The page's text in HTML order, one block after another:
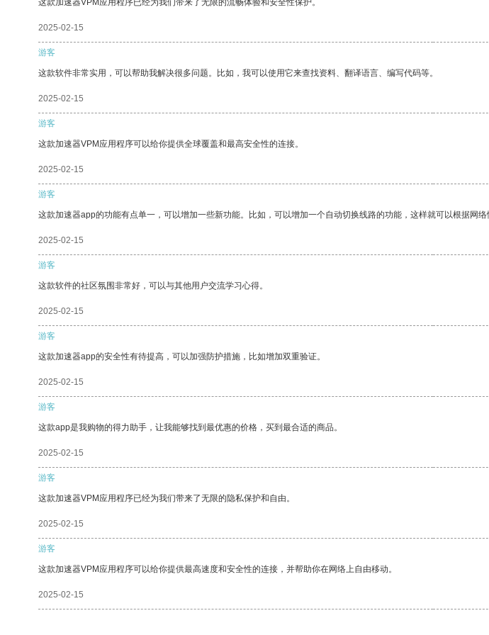
这款加速器VPM应用程序已经为我们带来了无限的流畅体验和安全性保护。
2025-02-15
游客
这款软件非常实用，可以帮助我解决很多问题。比如，我可以使用它来查找资料、翻译语言、编写代码等。
2025-02-15
游客
这款加速器VPM应用程序可以给你提供全球覆盖和最高安全性的连接。
2025-02-15
游客
这款加速器app的功能有点单一，可以增加一些新功能。比如，可以增加一个自动切换线路的功能，这样就可以根据网
2025-02-15
游客
这款软件的社区氛围非常好，可以与其他用户交流学习心得。
2025-02-15
游客
这款加速器app的安全性有待提高，可以加强防护措施，比如增加双重验证。
2025-02-15
游客
这款app是我购物的得力助手，让我能够找到最优惠的价格，买到最合适的商品。
2025-02-15
游客
这款加速器VPM应用程序已经为我们带来了无限的隐私保护和自由。
2025-02-15
游客
这款加速器VPM应用程序可以给你提供最高速度和安全性的连接，并帮助你在网络上自由移动。
2025-02-15